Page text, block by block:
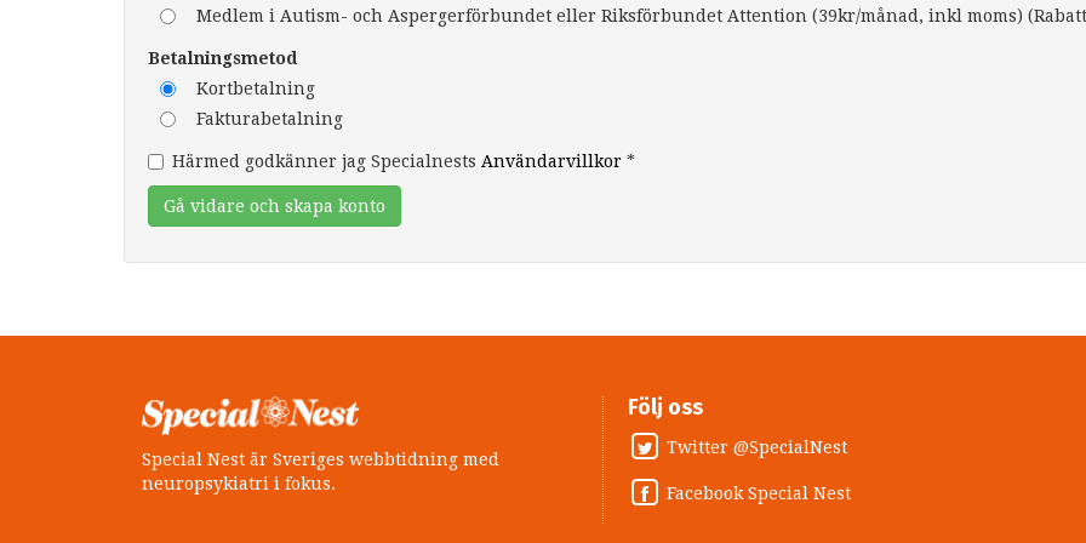
Medlem i Autism- och Aspergerförbundet eller Riksförbundet Attention (39kr/månad, inkl moms)
Betalningsmetod
Kortbetalning
Fakturabetalning
Härmed godkänner jag Specialnests Användarvillkor *
Gå vidare och skapa konto
Special Nest är Sveriges webbtidning med
neuropsykiatri i fokus.
Följ oss
Twitter @SpecialNest
Facebook Special Nest